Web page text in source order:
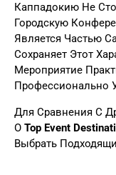
Каппадокию Не
Городскую
Является Частью
Сохраняет Этот
Мероприятие
Профессионально
Для Сравнения С
О Top Event
Выбрать